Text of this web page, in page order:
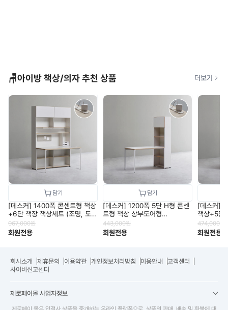
🪑아이방 책상/의자 추천 상품 더보기
[데스커] 1400폭 콘센트형 책상
+6단 책장 책상세트 (조명, 도
어 포함) DSCJ146ALS
967,000원
회원전용
[데스커] 1200폭 5단 H형 콘센
트형 책상 상부도어형
DSCJ165S
443,000원
회원전용
[데스커]
책상+5단
보드 미포
474,000
회원전용
회사소개 제휴문의 이용약관 개인정보처리방침 이용안내
고객센터
사이버신고센터
제로페이몰 사업자정보